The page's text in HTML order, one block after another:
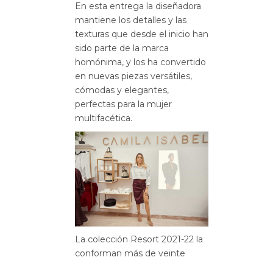
En esta entrega la diseñadora
mantiene los detalles y las
texturas que desde el inicio han
sido parte de la marca
homónima, y los ha convertido
en nuevas piezas versátiles,
cómodas y elegantes,
perfectas para la mujer
multifacética.
La colección Resort 2021-22 la
conforman más de veinte